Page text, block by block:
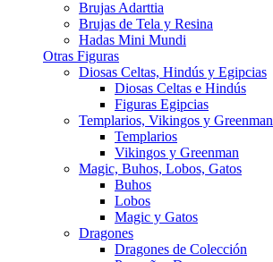
Brujas Adarttia
Brujas de Tela y Resina
Hadas Mini Mundi
Otras Figuras
Diosas Celtas, Hindús y Egipcias
Diosas Celtas e Hindús
Figuras Egipcias
Templarios, Vikingos y Greenman
Templarios
Vikingos y Greenman
Magic, Buhos, Lobos, Gatos
Buhos
Lobos
Magic y Gatos
Dragones
Dragones de Colección